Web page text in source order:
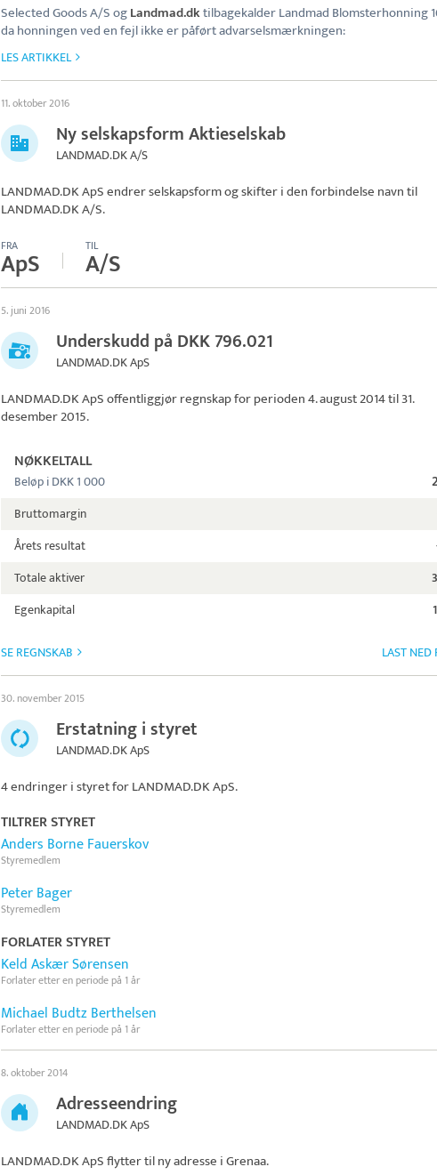
Selected Goods A/S ogLandmad.dktilbagekalder Landmad Blomsterhonning
da honningen ved en fejl ikke er påført advarselsmærkningen:
LES ARTIKKEL
11. oktober 2016
Ny selskapsform Aktieselskab
LANDMAD.DK A/S
LANDMAD.DK ApS endrer selskapsform og skifter i den forbindelse navn til
LANDMAD.DK A/S.
FRA
ApS TIL
A/S
5. juni 2016
Underskudd på DKK 796.021
LANDMAD.DK ApS
LANDMAD.DK ApSoffentliggjør regnskap for perioden 4. august 2014 til 31.
desember 2015.
NØKKELTALL
Beløp i DKK 1 000
Bruttomargin
Årets resultat
Totale aktiver
Egenkapital
SE REGNSKAB LAST NED
30. november 2015
Erstatning i styret
LANDMAD.DK ApS
4 endringer i styret forLANDMAD.DK ApS.
TILTRER STYRET
Anders Borne Fauerskov
Styremedlem
Peter Bager
Styremedlem
FORLATER STYRET
Keld Askær Sørensen
Forlater etter en periode på 1 år
Michael Budtz Berthelsen
Forlater etter en periode på 1 år
8. oktober 2014
Adresseendring
LANDMAD.DK ApS
LANDMAD.DK ApSflytter til ny adresse i Grenaa.